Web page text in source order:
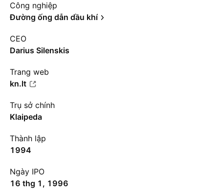
Công nghiệp
Đường ống dẫn dầu khí
CEO
Darius Silenskis
Trang web
kn.lt
Trụ sở chính
Klaipeda
Thành lập
1994
Ngày IPO
16 thg 1, 1996